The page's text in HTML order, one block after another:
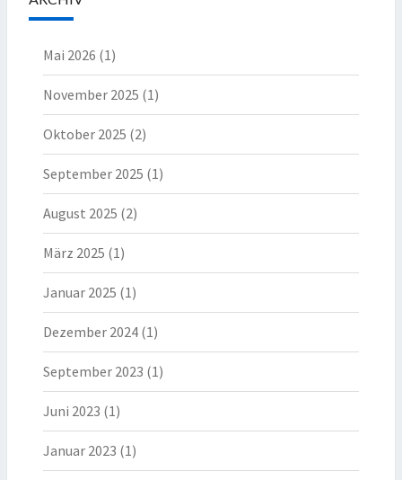
Mai 2026 (1)
November 2025 (1)
Oktober 2025 (2)
September 2025 (1)
August 2025 (2)
März 2025 (1)
Januar 2025 (1)
Dezember 2024 (1)
September 2023 (1)
Juni 2023 (1)
Januar 2023 (1)